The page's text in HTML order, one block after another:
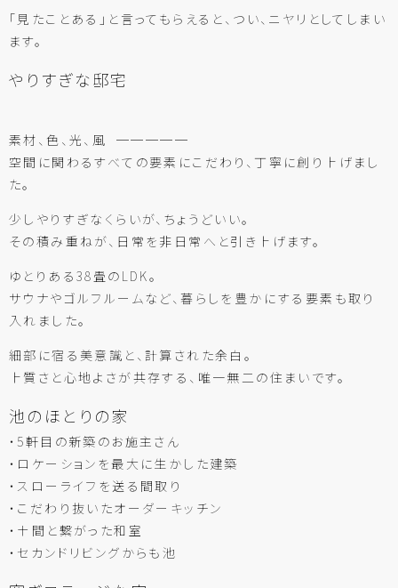
「見たことある」と言ってもらえると、つい、ニヤリとしてしまい
ます。
やりすぎな邸宅
素材、色、光、風 ─────
空間に関わるすべての要素にこだわり、丁寧に創り上げまし
た。
少しやりすぎなくらいが、ちょうどいい。
その積み重ねが、日常を非日常へと引き上げます。
ゆとりある38畳のLDK。
サウナやゴルフルームなど、暮らしを豊かにする要素も取り
入れました。
細部に宿る美意識と、計算された余白。
上質さと心地よさが共存する、唯一無二の住まいです。
池のほとりの家
・5軒目の新築のお施主さん
・ロケーションを最大に生かした建築
・スローライフを送る間取り
・こだわり抜いたオーダーキッチン
・土間と繋がった和室
・セカンドリビングからも池